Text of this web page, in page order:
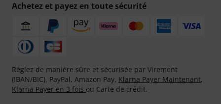
Achetez et payez en toute sécurité
Réglez de manière sûre et sécurisée par Virement
(IBAN/BIC), PayPal, Amazon Pay, Klarna Payer Maintenant,
Klarna Payer en 3 fois ou Carte de crédit.